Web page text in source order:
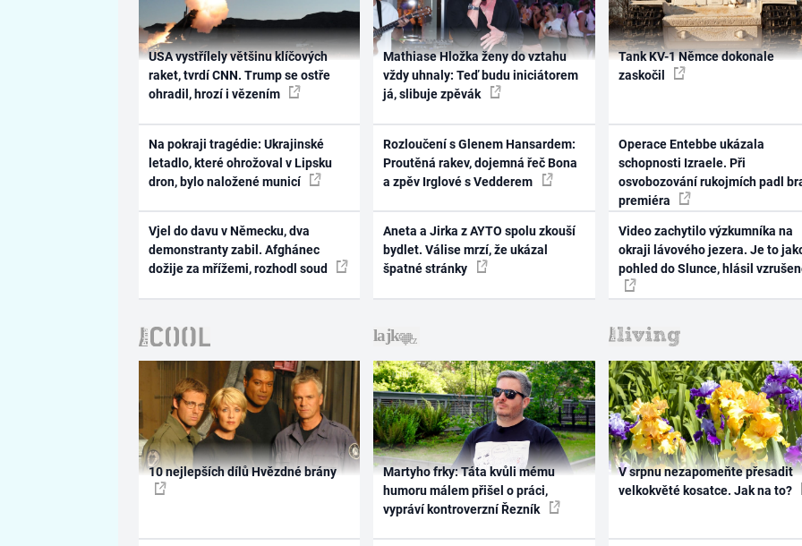
USA vystřílely většinu klíčových
raket, tvrdí CNN. Trump se ostře
ohradil, hrozí i vězením
Na pokraji tragédie: Ukrajinské
letadlo, které ohrožoval v Lipsku
dron, bylo naložené municí
Vjel do davu v Německu, dva
demonstranty zabil. Afghánec
dožije za mřížemi, rozhodl soud
Mathiase Hložka ženy do vztahu
vždy uhnaly: Teď budu iniciátorem
já, slibuje zpěvák
Rozloučení s Glenem Hansardem:
Proutěná rakev, dojemná řeč Bona
a zpěv Irglové s Vedderem
Aneta a Jirka z AYTO spolu zkouší
bydlet. Válise mrzí, že ukázal
špatné stránky
Tank KV-1 Němce dokonale
zaskočil
Operace Entebbe ukázala
schopnosti Izraele. Při
osvobozování rukojmích padl
premiéra
Video zachytilo výzkumníka na
okraji lávového jezera. Je to
pohled do Slunce, hlásil
10 nejlepších dílů Hvězdné brány
Martyho frky: Táta kvůli mému
humoru málem přišel o práci,
vypráví kontroverzní Řezník
V srpnu nezapomeňte přesadit
velkokvěté kosatce. Jak na to?